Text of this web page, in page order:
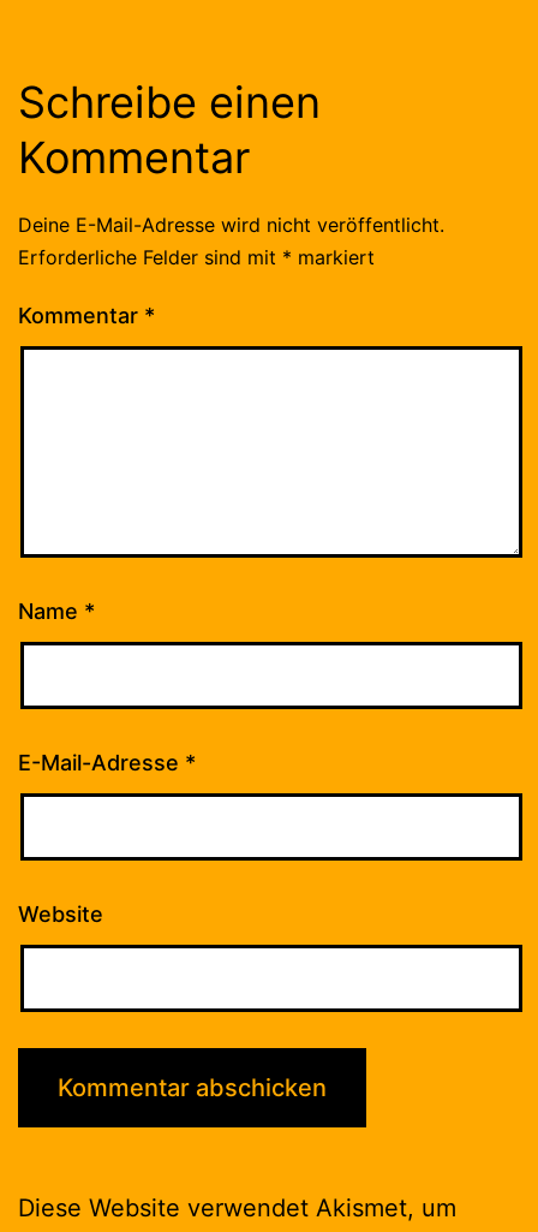
Schreibe einen
Kommentar
Deine E-Mail-Adresse wird nicht veröffentlicht.
Erforderliche Felder sind mit * markiert
Kommentar *
Name *
E-Mail-Adresse *
Website
Diese Website verwendet Akismet, um